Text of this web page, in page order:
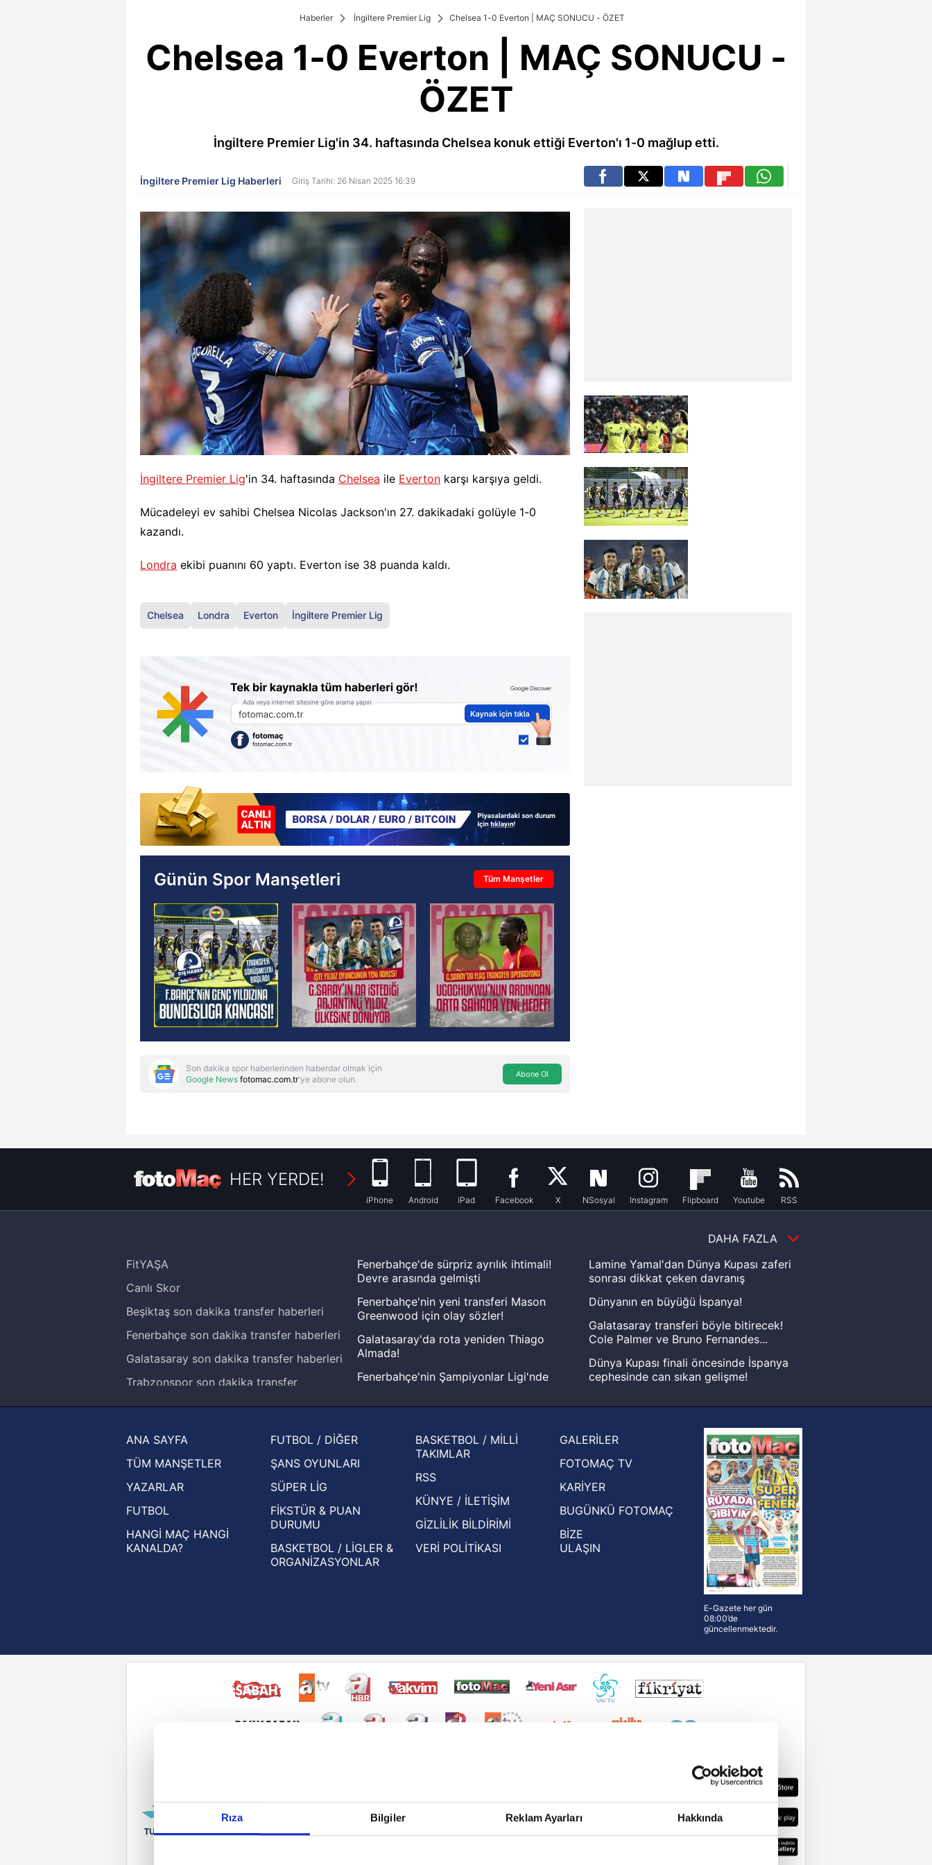
Rıza Bilgiler Reklam Ayarları Hakkında
Reddet
Haberler İngiltere Premier Lig Chelsea 1-0 Everton | MAÇ SONUCU - ÖZET
Chelsea 1-0 Everton | MAÇ SONUCU -
ÖZET
İngiltere Premier Lig'in 34. haftasında Chelsea konuk ettiği Everton'ı 1-0 mağlup etti.
İngiltere Premier Lig Haberleri Giriş Tarihi: 26 Nisan 2025 16:39
İngiltere Premier Lig'in 34. haftasında Chelsea ile Everton karşı karşıya geldi.
Mücadeleyi ev sahibi Chelsea Nicolas Jackson'ın 27. dakikadaki golüyle 1-0
kazandı.
Londra ekibi puanını 60 yaptı. Everton ise 38 puanda kaldı.
Chelsea Londra Everton İngiltere Premier Lig
Günün Spor Manşetleri Tüm Manşetler
Son dakika spor haberlerinden haberdar olmak için
Google News fotomac.com.tr'ye abone olun. Abone Ol
HER YERDE!
iPhone Android iPad Facebook X NSosyal Instagram Flipboard Youtube RSS
DAHA FAZLA
FitYAŞA
Canlı Skor
Beşiktaş son dakika transfer haberleri
Fenerbahçe son dakika transfer haberleri
Galatasaray son dakika transfer haberleri
Trabzonspor son dakika transfer
Ziraat Türkiye Kupası haberleri
UEFA Şampiyonlar Ligi haberleri
UEFA Avrupa Ligi haberleri
UEFA Konferans Ligi haberleri
Fenerbahçe'de sürpriz ayrılık ihtimali!
Devre arasında gelmişti
Fenerbahçe'nin yeni transferi Mason
Greenwood için olay sözler!
Galatasaray'da rota yeniden Thiago
Almada!
Fenerbahçe'nin Şampiyonlar Ligi'nde
Zabrze'yi elerlerse...
basından gündem olan manşetler!
Beşiktaş'ın UEFA Avrupa Ligi'nde 3. Ön
Eleme Turu muhtemel rakipleri belli oldu!
Lamine Yamal'dan Dünya Kupası zaferi
sonrası dikkat çeken davranış
Dünyanın en büyüğü İspanya!
Galatasaray transferi böyle bitirecek!
Cole Palmer ve Bruno Fernandes...
Dünya Kupası finali öncesinde İspanya
cephesinde can sıkan gelişme!
Hernan Crespo, Meksika Ligi
ekiplerinden Atlas'ın yeni teknik direktörü
oldu
ANA SAYFA
TÜM MANŞETLER
YAZARLAR
FUTBOL
HANGİ MAÇ HANGİ
KANALDA?
FUTBOL / DİĞER
ŞANS OYUNLARI
SÜPER LİG
FİKSTÜR & PUAN
DURUMU
BASKETBOL / LİGLER &
ORGANİZASYONLAR
BASKETBOL / MİLLİ
TAKIMLAR
RSS
KÜNYE / İLETİŞİM
GİZLİLİK BİLDİRİMİ
VERİ POLİTİKASI
GALERİLER
FOTOMAÇ TV
KARİYER
BUGÜNKÜ FOTOMAÇ
BİZE
ULAŞIN
E-Gazete her gün
08:00’de
güncellenmektedir.